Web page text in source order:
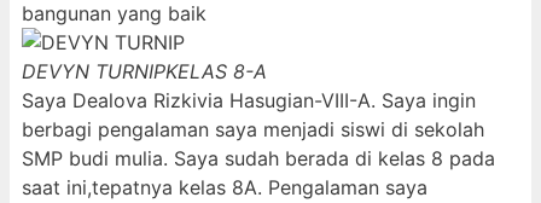
bangunan yang baik
DEVYN TURNIPKELAS 8-A
Saya Dealova Rizkivia Hasugian-VIII-A. Saya ingin
berbagi pengalaman saya menjadi siswi di sekolah
SMP budi mulia. Saya sudah berada di kelas 8 pada
saat ini,tepatnya kelas 8A. Pengalaman saya